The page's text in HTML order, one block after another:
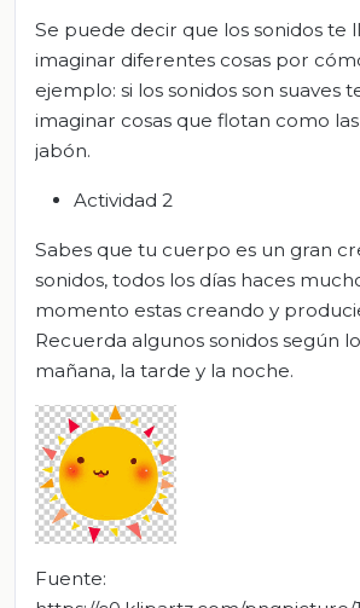
Se puede decir que los sonidos te
imaginar diferentes cosas por
ejemplo: si los sonidos son suaves
imaginar cosas que flotan como
jabón.
Actividad 2
Sabes que tu cuerpo es un gran
sonidos, todos los días haces
momento estas creando y
Recuerda algunos sonidos según
mañana, la tarde y la noche.
Fuente: